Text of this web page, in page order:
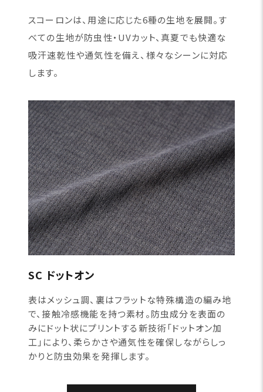
スコーロンは、用途に応じた6種の生地を展開。す
べての生地が防虫性・UVカット、真夏でも快適な
吸汗速乾性や通気性を備え、様々なシーンに対応
します。
SC ドットオン
表はメッシュ調、裏はフラットな特殊構造の編み地
で、接触冷感機能を持つ素材。防虫成分を表面の
みにドット状にプリントする新技術「ドットオン加
工」により、柔らかさや通気性を確保しながらしっ
かりと防虫効果を発揮します。